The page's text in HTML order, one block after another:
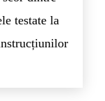
testate la